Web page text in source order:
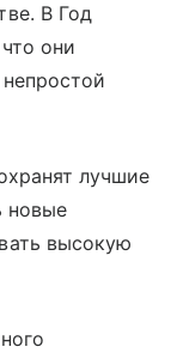
В Год
они
лучшие
новые
высокую